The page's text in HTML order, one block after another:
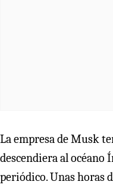
La empresa de Musk
descendiera al océano
periódico. Unas horas